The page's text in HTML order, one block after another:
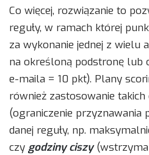
Co więcej, rozwiązanie to
reguły, w ramach której
za wykonanie jednej z wielu
na określoną podstronę lub
e-maila = 10 pkt). Plany
również zastosowanie takich
(ograniczenie przyznawania
danej reguły, np.
czy godziny ciszy